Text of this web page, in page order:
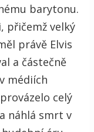
barytonu.
přičemž velký
právě Elvis
a částečně
médiích
celý
náhlá smrt v